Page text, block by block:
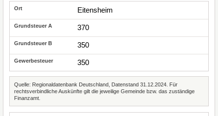
Eitensheim
370
350
350
Quelle: Regionaldatenbank Deutschland, Datenstand 31.12.2024. Für
rechtsverbindliche Auskünfte gilt die jeweilige Gemeinde bzw. das zuständige
Finanzamt.